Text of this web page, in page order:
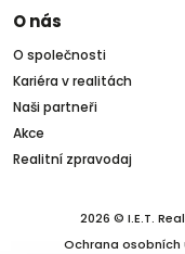
O nás
O společnosti
Kariéra v realitách
Naši partneři
Akce
Realitní zpravodaj
2026 © I.E.T.
Ochrana osobních